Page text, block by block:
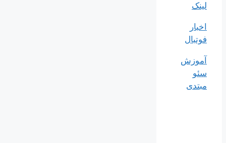
لینک
اخبار
فوتبال
آموزش
سئو
مبتدی